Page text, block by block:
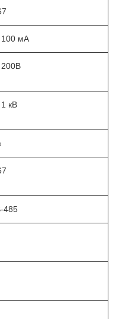
100 мА
200В
кВ
485